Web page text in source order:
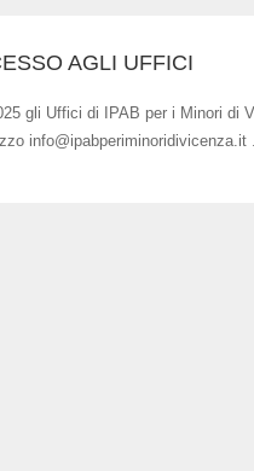
AGLI UFFICI
gli Uffici di IPAB per i Minori di
info@ipabperiminoridivicenza.it .